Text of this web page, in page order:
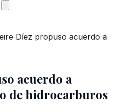
Díez propuso acuerdo a
acuerdo a
de hidrocarburos